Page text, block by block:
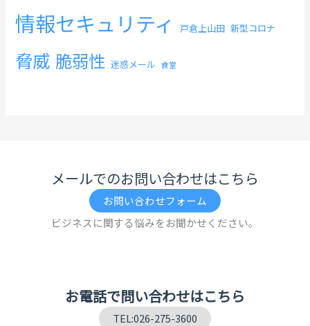
情報セキュリティ 戸倉上山田 新型コロナ
脅威 脆弱性 迷惑メール 食堂
メールでのお問い合わせはこちら
お問い合わせフォーム
ビジネスに関する悩みをお聞かせください。
お電話で問い合わせはこちら
TEL:026-275-3600